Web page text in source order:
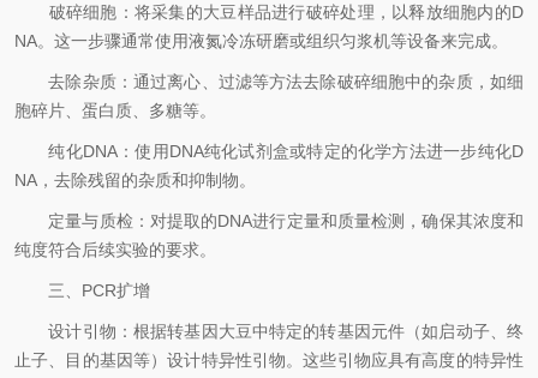
破碎细胞：将采集的大豆样品进行破碎处理，以释放细胞内的D
NA。这一步骤通常使用液氮冷冻研磨或组织匀浆机等设备来完成。
去除杂质：通过离心、过滤等方法去除破碎细胞中的杂质，如细
胞碎片、蛋白质、多糖等。
纯化DNA：使用DNA纯化试剂盒或特定的化学方法进一步纯化D
NA，去除残留的杂质和抑制物。
定量与质检：对提取的DNA进行定量和质量检测，确保其浓度和
纯度符合后续实验的要求。
三、PCR扩增
设计引物：根据转基因大豆中特定的转基因元件（如启动子、终
止子、目的基因等）设计特异性引物。这些引物应具有高度的特异性